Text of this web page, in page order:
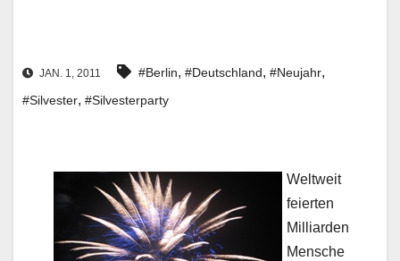
JAN. 1, 2011 #Berlin, #Deutschland, #Neujahr,
#Silvester, #Silvesterparty
Weltweit
feierten
Milliarden
Mensche